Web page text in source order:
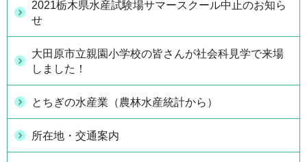
2021栃木県水産試験場サマースクール中止のお知ら
せ
大田原市立親園小学校の皆さんが社会科見学で来場
しました！
とちぎの水産業（農林水産統計から）
所在地・交通案内